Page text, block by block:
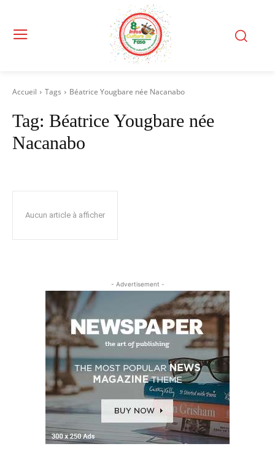
Accueil Tags Béatrice Yougbare née Nacanabo
Tag: Béatrice Yougbare née
Nacanabo
Aucun article à afficher
- Advertisement -